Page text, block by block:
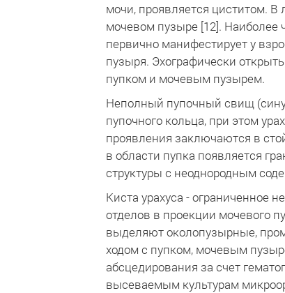
мочи, проявляется циститом.
мочевом пузыре [12]. Наиболее
первично манифестирует у
пузыря. Эхографически
пупком и мочевым пузырем.
Неполный пупочный свищ
пупочного кольца, при этом
проявления заключаются в
в области пупка появляется
структуры с неоднородным
Киста урахуса -
отделов в проекции мочевого
выделяют околопузырные,
ходом с пупком, мочевым
абсцедирования за счет
высеваемым культурам